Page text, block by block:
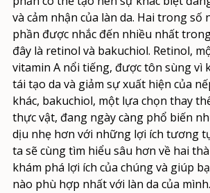
và cảm nhận của làn da. Hai trong số
phần được nhắc đến nhiều nhất
đây là retinol và bakuchiol. Retinol,
vitamin A nổi tiếng, được tôn sùng vì
tái tạo da và giảm sự xuất hiện của
khác, bakuchiol, một lựa chọn thay
thực vật, đang ngày càng phổ biến
dịu nhẹ hơn với những lợi ích tương
ta sẽ cùng tìm hiểu sâu hơn về hai
khám phá lợi ích của chúng và giúp
nào phù hợp nhất với làn da của mình.